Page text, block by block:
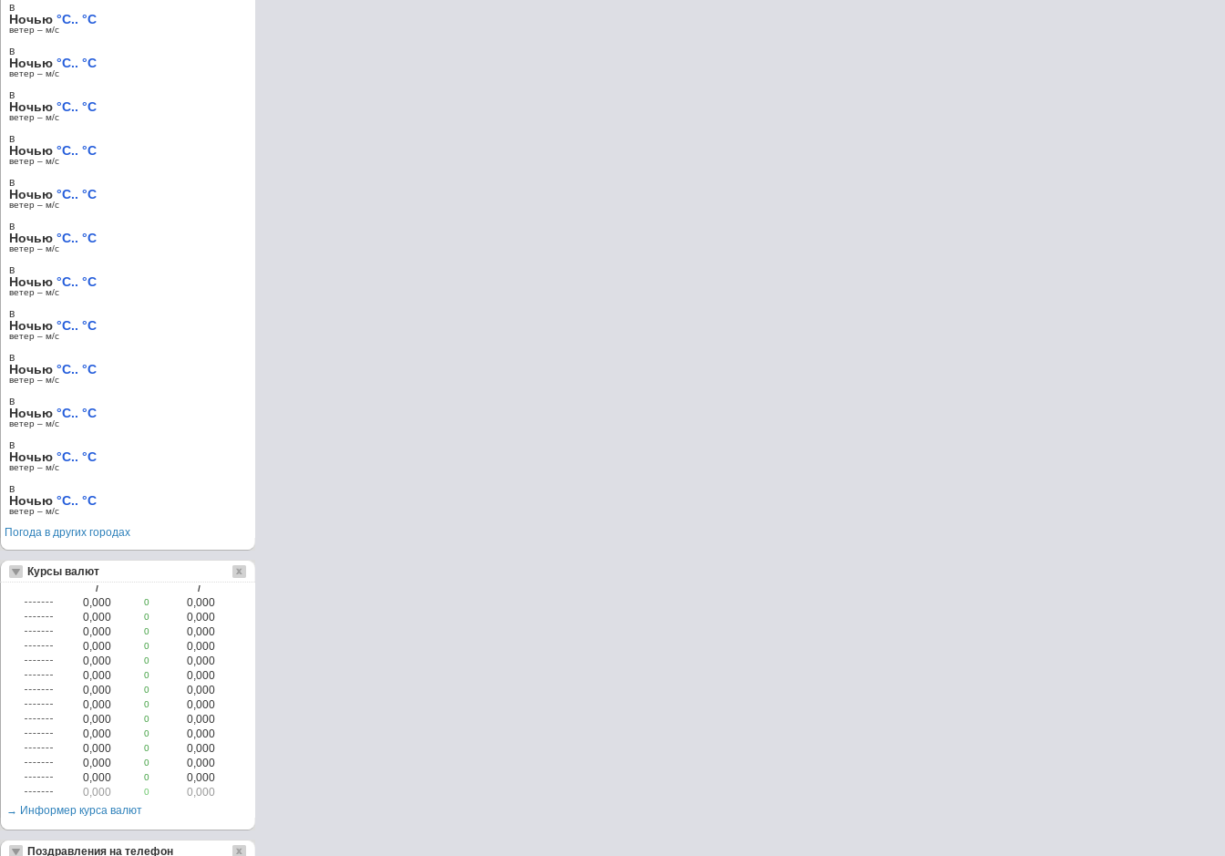
в
Ночью °C.. °C
ветер – м/c
в
Ночью °C.. °C
ветер – м/c
в
Ночью °C.. °C
ветер – м/c
в
Ночью °C.. °C
ветер – м/c
в
Ночью °C.. °C
ветер – м/c
в
Ночью °C.. °C
ветер – м/c
в
Ночью °C.. °C
ветер – м/c
в
Ночью °C.. °C
ветер – м/c
в
Ночью °C.. °C
ветер – м/c
в
Ночью °C.. °C
ветер – м/c
в
Ночью °C.. °C
ветер – м/c
в
Ночью °C.. °C
ветер – м/c
Погода в других городах
Курсы валют
/ /
0,000 0
0,000
0,000
0
0,000
0,000
0
0,000
0,000
0
0,000
0,000
0
0,000
0,000
0
0,000
0,000
0
0,000
0,000
0
0,000
0,000
0
0,000
0,000
0
0,000
0,000
0
0,000
0,000
0
0,000
0,000
0
0,000
0,000
0
0,000
→ Информер курса валют
Поздравления на телефон